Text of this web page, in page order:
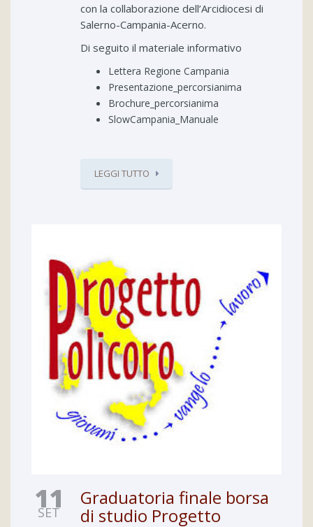
con la collaborazione dell’Arcidiocesi di
Salerno-Campania-Acerno.
Di seguito il materiale informativo
Lettera Regione Campania
Presentazione_percorsianima
Brochure_percorsianima
SlowCampania_Manuale
LEGGI TUTTO
11
SET
Graduatoria finale borsa
di studio Progetto